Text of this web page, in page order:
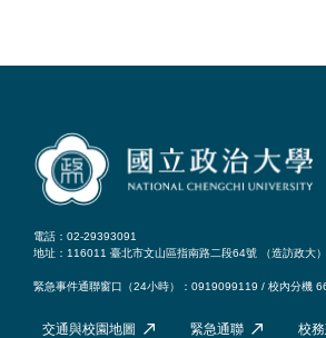
電話：02-29393091
地址：116011 臺北市文山區指南路二段64號 （造訪政大）
緊急事件通聯窗口（24小時）：0919099119 / 校內分機
交通與校園地圖 緊急通聯 校